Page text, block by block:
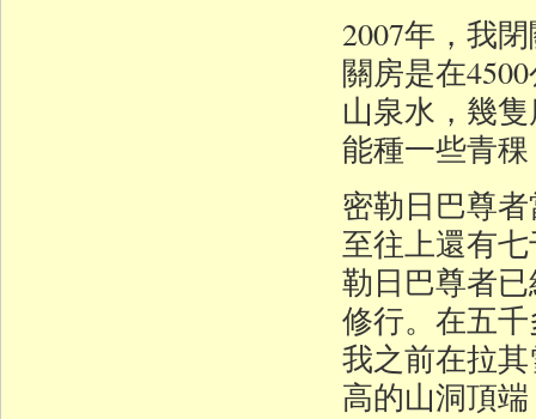
2007年，我
關房是在
山泉水，幾
能種一些青
密勒日巴尊
至往上還有
勒日巴尊者
修行。在五
我之前在拉
高的山洞頂